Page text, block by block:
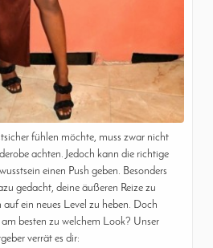
fühlen möchte, muss zwar nicht
achten. Jedoch kann die richtige
einen Push geben. Besonders
gedacht, deine äußeren Reize zu
ein neues Level zu heben. Doch
besten zu welchem Look? Unser
verrät es dir: